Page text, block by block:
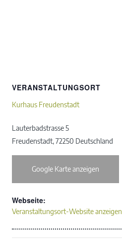
VERANSTALTUNGSORT
Kurhaus Freudenstadt
Lauterbadstrasse 5
Freudenstadt,72250 Deutschland
Google Karte anzeigen
Webseite:
Veranstaltungsort-Website anzeigen